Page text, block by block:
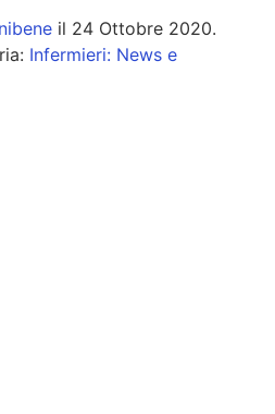
il 24 Ottobre 2020.
Infermieri: News e